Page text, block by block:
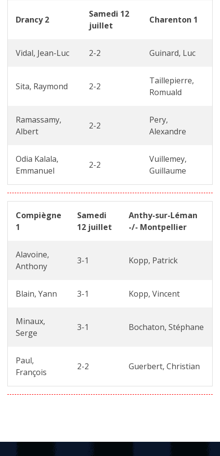
Drancy 2
Samedi 12
juillet
Charenton 1
Vidal, Jean-Luc 2-2 Guinard, Luc
Sita, Raymond 2-2
Taillepierre,
Romuald
Ramassamy,
Albert
2-2
Pery,
Alexandre
Odia Kalala,
Emmanuel
2-2
Vuillemey,
Guillaume
Compiègne
1
Samedi
12 juillet
Anthy-sur-Léman
-/- Montpellier
Alavoine,
Anthony
3-1 Kopp, Patrick
Blain, Yann 3-1 Kopp, Vincent
Minaux,
Serge
3-1 Bochaton, Stéphane
Paul,
François
2-2 Guerbert, Christian